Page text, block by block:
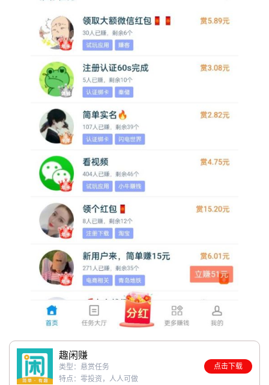
登录
趣闲赚
类型：悬赏任务
特点：零投资，人人可做
点击下载